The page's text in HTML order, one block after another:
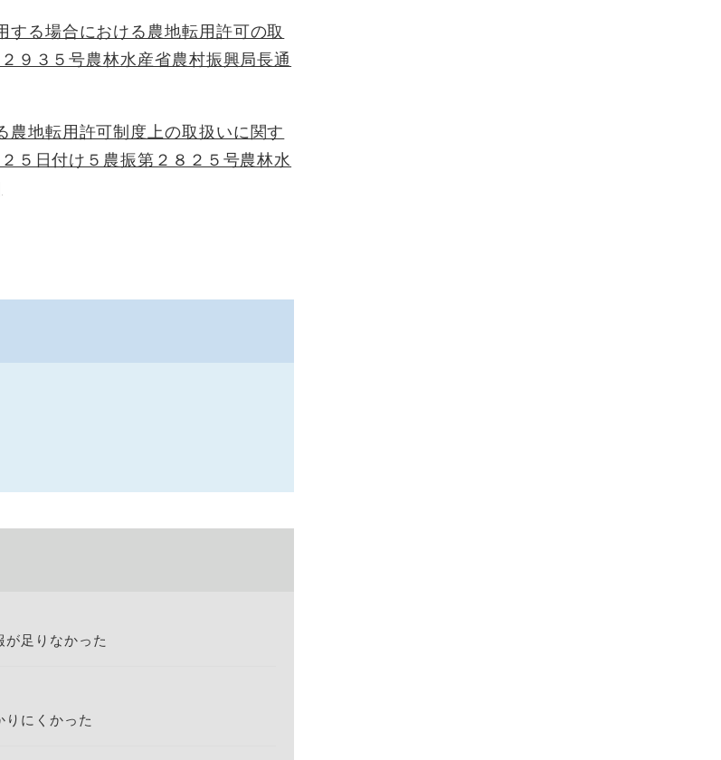
する場合における農地転用許可の取
９３５号農林水産省農村振興局長通
農地転用許可制度上の取扱いに関す
５日付け５農振第２８２５号農林水
が足りなかった
りにくかった